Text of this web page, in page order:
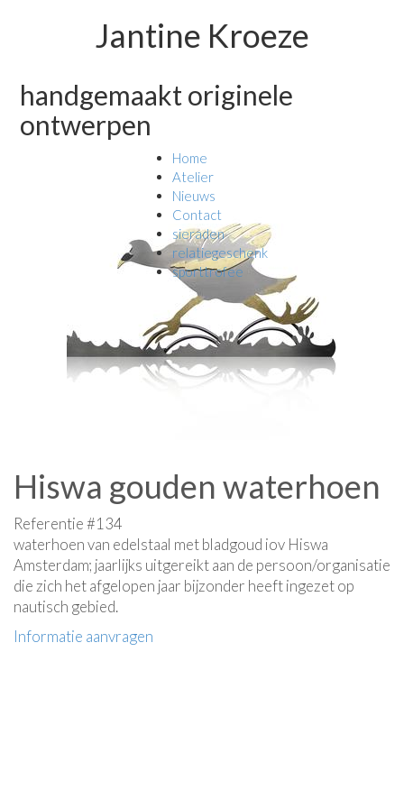
Jantine Kroeze
handgemaakt originele
ontwerpen
Home
Atelier
Nieuws
Contact
sieraden
relatiegeschenk
sporttrofee
Hiswa gouden waterhoen
Referentie #134
waterhoen van edelstaal met bladgoud iov Hiswa
Amsterdam; jaarlijks uitgereikt aan de persoon/organisatie
die zich het afgelopen jaar bijzonder heeft ingezet op
nautisch gebied.
Informatie aanvragen